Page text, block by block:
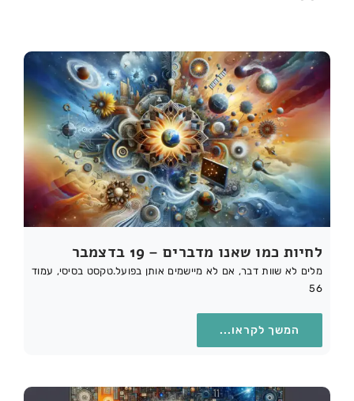
לחיות כמו שאנו מדברים – 19 בדצמבר
מלים לא שוות דבר, אם לא מיישמים אותן בפועל.טקסט בסיסי, עמוד
56
המשך לקראו...